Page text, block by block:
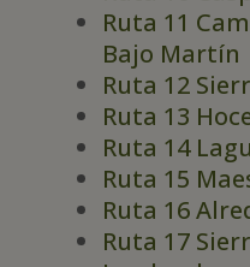
Ruta 11
Bajo Martín
Ruta 12
Ruta 13
Ruta 14
Ruta 15
Ruta 16
Ruta 17